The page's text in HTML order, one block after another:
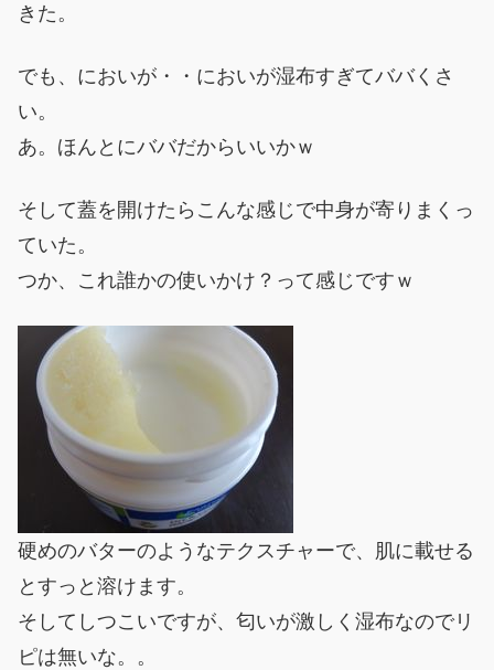
きた。
でも、においが・・においが湿布すぎてババくさ
い。
あ。ほんとにババだからいいかｗ
そして蓋を開けたらこんな感じで中身が寄りまくっ
ていた。
つか、これ誰かの使いかけ？って感じですｗ
硬めのバターのようなテクスチャーで、肌に載せる
とすっと溶けます。
そしてしつこいですが、匂いが激しく湿布なのでリ
ピは無いな。。